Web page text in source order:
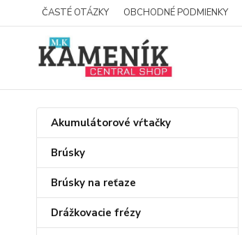
ČASTÉ OTÁZKY OBCHODNÉ PODMIENKY
Akumulátorové vŕtačky
Brúsky
Brúsky na reťaze
Drážkovacie frézy